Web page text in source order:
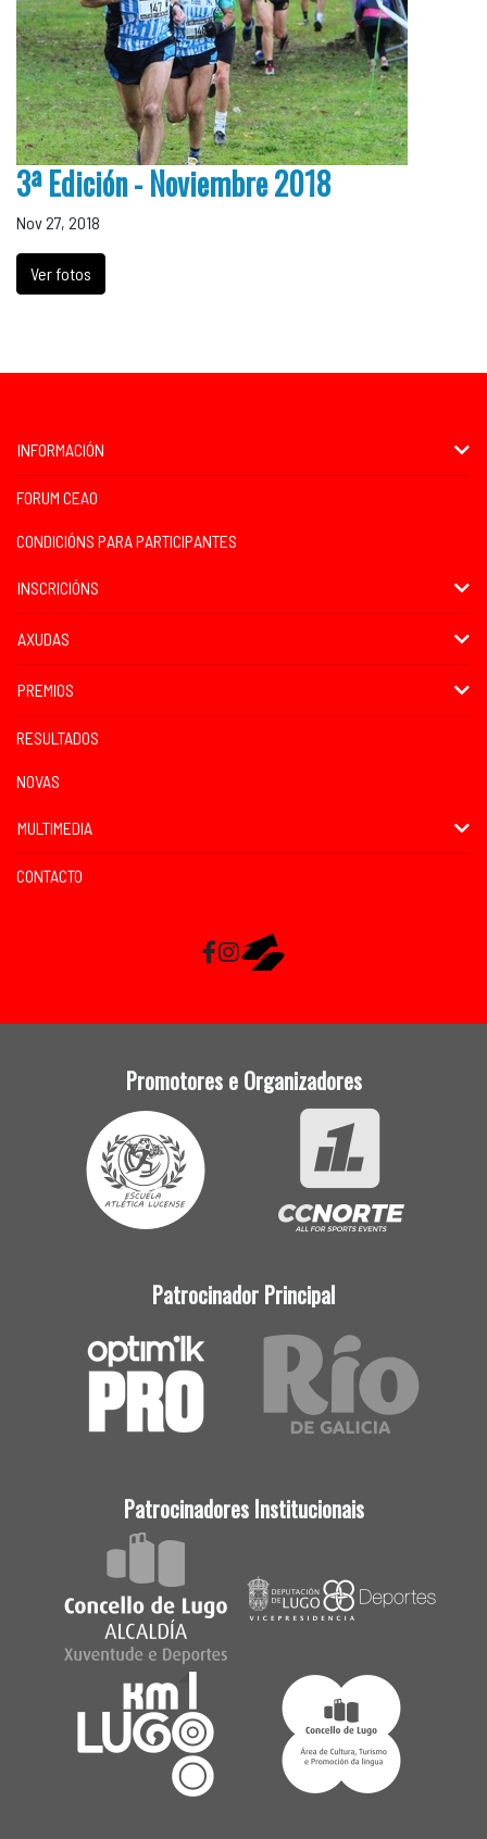
3ª Edición - Noviembre 2018
Nov 27, 2018
Ver fotos
INFORMACIÓN
FORUM CEAO
CONDICIÓNS PARA PARTICIPANTES
INSCRICIÓNS
AXUDAS
PREMIOS
RESULTADOS
NOVAS
MULTIMEDIA
CONTACTO
Facebook
InstagramRaceMapp
Promotores e Organizadores
Patrocinador Principal
Patrocinadores Institucionais